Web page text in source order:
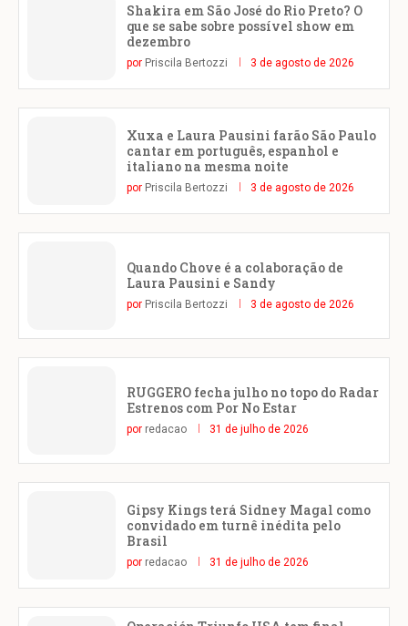
Shakira em São José do Rio Preto? O
que se sabe sobre possível show em
dezembro
por Priscila Bertozzi 3 de agosto de 2026
Xuxa e Laura Pausini farão São Paulo
cantar em português, espanhol e
italiano na mesma noite
por Priscila Bertozzi 3 de agosto de 2026
Quando Chove é a colaboração de
Laura Pausini e Sandy
por Priscila Bertozzi 3 de agosto de 2026
RUGGERO fecha julho no topo do Radar
Estrenos com Por No Estar
por redacao 31 de julho de 2026
Gipsy Kings terá Sidney Magal como
convidado em turnê inédita pelo
Brasil
por redacao 31 de julho de 2026